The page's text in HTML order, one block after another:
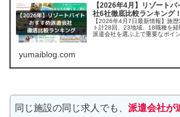
【2026年4月】リゾート
社6社徹底比較ランキング！
【2026年4月7日最新情報】旅
ト計28回、23地域、18職種を
派遣会社を選ぶ上で重要なポイ
yumaiblog.com
同じ施設の同じ求人でも、 派遣会社が